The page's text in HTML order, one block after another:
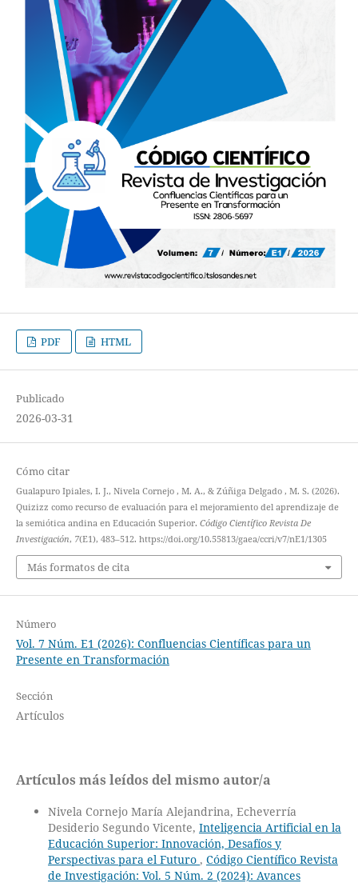
PDF HTML
Publicado
2026-03-31
Cómo citar
Gualapuro Ipiales, I. J., Nivela Cornejo , M. A., & Zúñiga Delgado , M. S. (2026).
Quizizz como recurso de evaluación para el mejoramiento del aprendizaje de
la semiótica andina en Educación Superior. Código Científico Revista De
Investigación, 7(E1), 483–512. https://doi.org/10.55813/gaea/ccri/v7/nE1/1305
Más formatos de cita
Número
Vol. 7 Núm. E1 (2026): Confluencias Científicas para un
Presente en Transformación
Sección
Artículos
Artículos más leídos del mismo autor/a
Nivela Cornejo María Alejandrina, Echeverría
Desiderio Segundo Vicente, Inteligencia Artificial en la
Educación Superior: Innovación, Desafíos y
Perspectivas para el Futuro , Código Científico Revista
de Investigación: Vol. 5 Núm. 2 (2024): Avances